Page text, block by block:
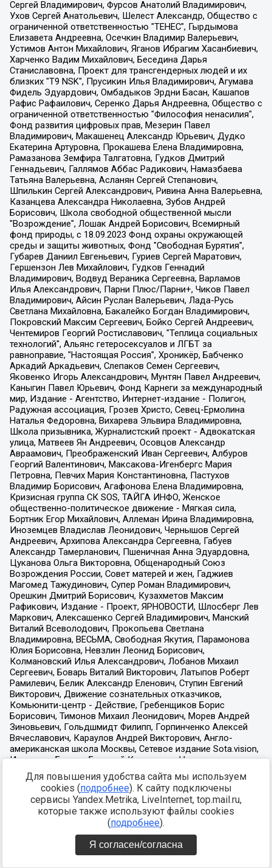
Для повышения удобства сайта мы используем
cookies (подробнее). К сайту подключены
сервисы Yandex.Metrika, LiveInternet, top.mail.ru,
которые также используют файлы cookies
(подробнее).
Я согласен/согласна